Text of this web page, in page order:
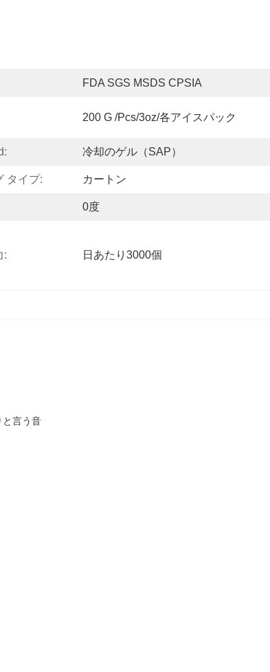
FDA SGS MSDS CPSIA
200 G /pcs/3oz/各アイスパック
冷却のゲル（SAP）
タイプ: カートン
0度
: 日あたり3000個
と言う音